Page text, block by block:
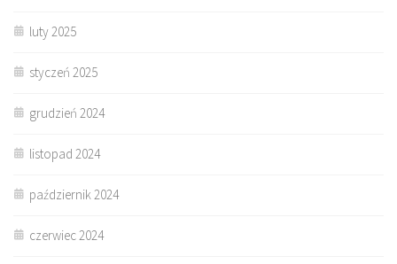
luty 2025
styczeń 2025
grudzień 2024
listopad 2024
październik 2024
czerwiec 2024